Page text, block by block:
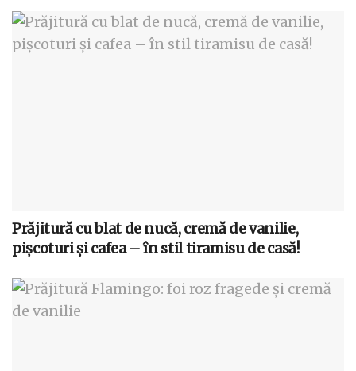
Prăjitură cu blat de nucă, cremă de vanilie,
pișcoturi și cafea – în stil tiramisu de casă!